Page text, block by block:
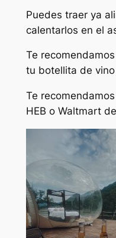
Puedes traer ya
calentarlos en el
Te
tu botellita de
Te
HEB o Waltmart